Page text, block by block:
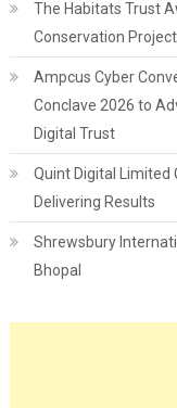
The Habitats Trust
Conservation
Ampcus Cyber
Conclave 2026 to
Digital Trust
Quint Digital Limited
Delivering Results
Shrewsbury
Bhopal